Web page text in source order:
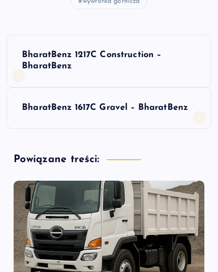
N
a
c
a
w
BharatBenz 1217C Construction –
BharatBenz
BharatBenz 1617C Gravel – BharatBenz
Powiązane treści: